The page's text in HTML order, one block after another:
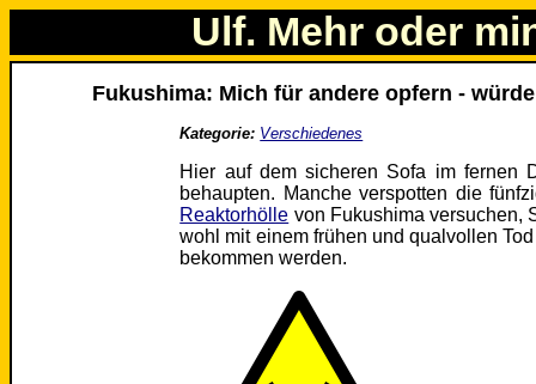
Ulf. Mehr oder
Fukushima: Mich für andere opfern -
Kategorie: Verschiedenes
Hier auf dem sicheren Sofa im fernen
behaupten. Manche verspotten die
Reaktorhölle von Fukushima versuchen,
wohl mit einem frühen und qualvollen
bekommen werden.